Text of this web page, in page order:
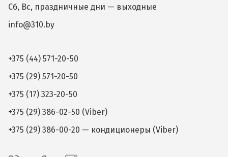
Сб, Вс, праздничные дни — выходные
info@310.by
+375 (44) 571-20-50
+375 (29) 571-20-50
+375 (17) 323-20-50
+375 (29) 386-02-50 (Viber)
+375 (29) 386-00-20 — кондиционеры (Viber)